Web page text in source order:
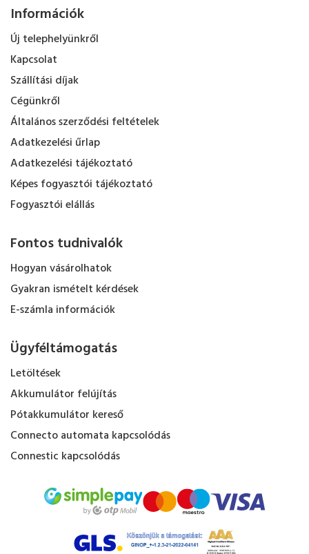
Információk
Új telephelyünkről
Kapcsolat
Szállítási díjak
Cégünkről
Általános szerződési feltételek
Adatkezelési űrlap
Adatkezelési tájékoztató
Képes fogyasztói tájékoztató
Fogyasztói elállás
Fontos tudnivalók
Hogyan vásárolhatok
Gyakran ismételt kérdések
E-számla információk
Ügyféltámogatás
Letöltések
Akkumulátor felújítás
Pótakkumulátor kereső
Connecto automata kapcsolódás
Connestic kapcsolódás